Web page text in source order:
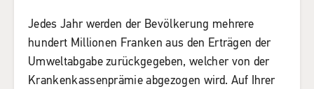
Jedes Jahr werden der Bevölkerung mehrere
hundert Millionen Franken aus den Erträgen der
Umweltabgabe zurückgegeben, welcher von der
Krankenkassenprämie abgezogen wird. Auf Ihrer